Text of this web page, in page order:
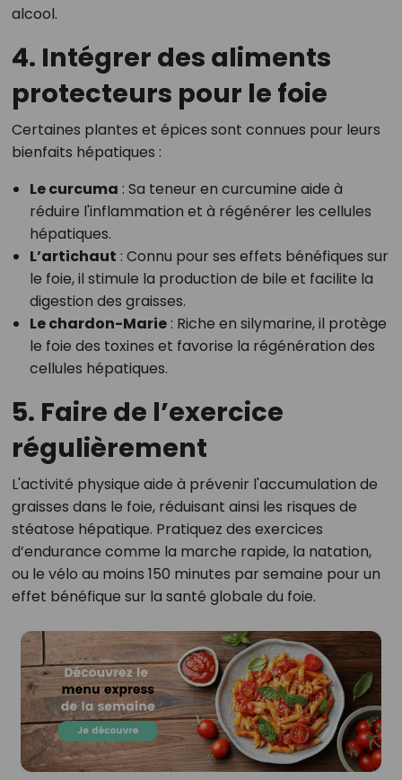
alcool.
4. Intégrer des aliments
protecteurs pour le foie
Certaines plantes et épices sont connues pour leurs
bienfaits hépatiques :
Le curcuma : Sa teneur en curcumine aide à
réduire l'inflammation et à régénérer les cellules
hépatiques.
L’artichaut : Connu pour ses effets bénéfiques sur
le foie, il stimule la production de bile et facilite la
digestion des graisses.
Le chardon-Marie: Riche en silymarine, il protège
le foie des toxines et favorise la régénération des
cellules hépatiques.
5. Faire de l’exercice
régulièrement
L'activité physique aide à prévenir l'accumulation de
graisses dans le foie, réduisant ainsi les risques de
stéatose hépatique. Pratiquez des exercices
d’endurance comme la marche rapide, la natation,
ou le vélo au moins 150 minutes par semaine pour un
effet bénéfique sur la santé globale du foie.